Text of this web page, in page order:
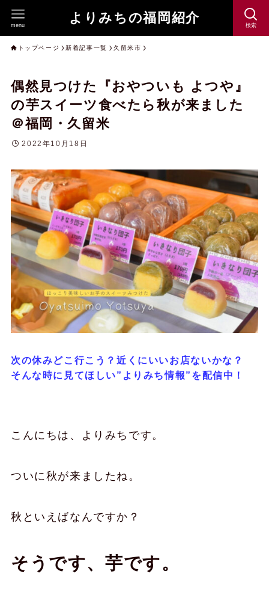
よりみちの福岡紹介 検索
menu
トップページ 新着記事一覧 久留米市
偶然見つけた『おやついも よつや』
の芋スイーツ食べたら秋が来ました
＠福岡・久留米
2022年10月18日
次の休みどこ行こう？近くにいいお店ないかな？
そんな時に見てほしい”よりみち情報”を配信中！
こんにちは、よりみちです。
ついに秋が来ましたね。
秋といえばなんですか？
そうです、芋です。